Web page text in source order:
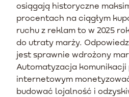
osiągają historyczne
procentach na ciągłym
ruchu z reklam to w 2025
do utraty marży.
jest sprawnie wdrożony
Automatyzacja
internetowym
budować lojalność i